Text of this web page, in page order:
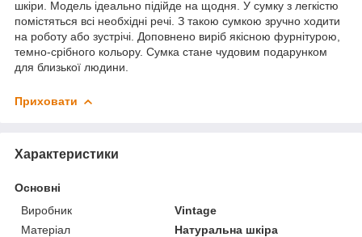
шкіри. Модель ідеально підійде на щодня. У сумку з легкістю
помістяться всі необхідні речі. З такою сумкою зручно ходити
на роботу або зустрічі. Доповнено виріб якісною фурнітурою,
темно-срібного кольору. Сумка стане чудовим подарунком
для близької людини.
Приховати
Характеристики
Основні
Виробник
Vintage
Матеріал
Натуральна шкіра